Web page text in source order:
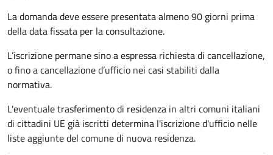
La domanda deve essere presentata almeno 90 giorni prima
della data fissata per la consultazione.
L’iscrizione permane sino a espressa richiesta di cancellazione,
o fino a cancellazione d’ufficio nei casi stabiliti dalla
normativa.
L'eventuale trasferimento di residenza in altri comuni italiani
di cittadini UE già iscritti determina l'iscrizione d'ufficio nelle
liste aggiunte del comune di nuova residenza.